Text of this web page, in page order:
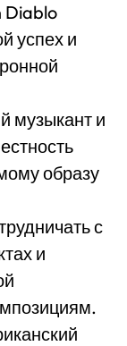
Diablo
успех и
музыкант и
образу
с
и